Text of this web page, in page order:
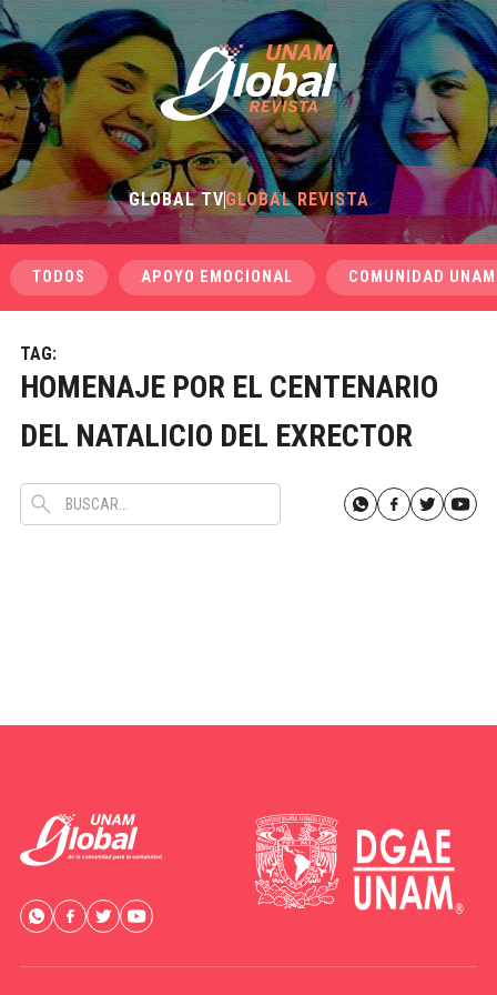
GLOBAL TVGLOBAL REVISTA
TODOS APOYO EMOCIONAL COMUNIDAD UNAM
TAG:
HOMENAJE POR EL CENTENARIO
DEL NATALICIO DEL EXRECTOR